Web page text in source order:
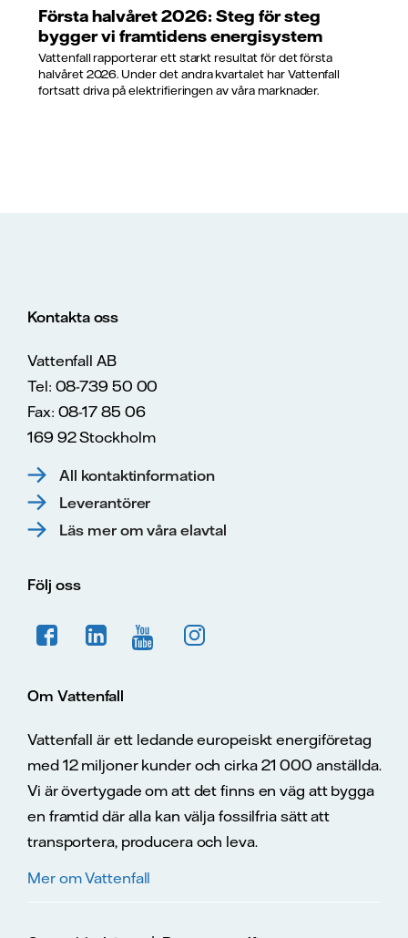
Första halvåret 2026: Steg för steg
bygger vi framtidens energisystem
Vattenfall rapporterar ett starkt resultat för det första
halvåret 2026. Under det andra kvartalet har Vattenfall
fortsatt driva på elektrifieringen av våra marknader.
Kontakta oss
Vattenfall AB
Tel: 08-739 50 00
Fax: 08-17 85 06
169 92 Stockholm
All kontaktinformation
Leverantörer
Läs mer om våra elavtal
Följ oss
Om Vattenfall
Vattenfall är ett ledande europeiskt energiföretag
med 12 miljoner kunder och cirka 21 000 anställda.
Vi är övertygade om att det finns en väg att bygga
en framtid där alla kan välja fossilfria sätt att
transportera, producera och leva.
Mer om Vattenfall